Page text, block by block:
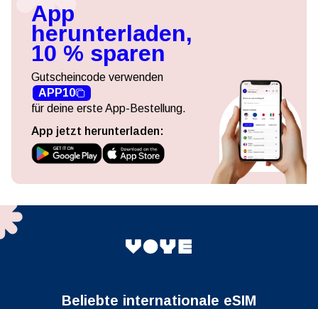
App
herunterladen,
10 % sparen
Gutscheincode verwenden
APP10
für deine erste App-Bestellung.
App jetzt herunterladen:
Beliebte internationale eSIM